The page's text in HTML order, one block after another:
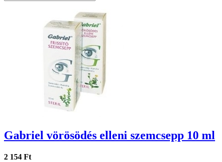
Gabriel vörösödés elleni szemcsepp 10 ml
2 154 Ft